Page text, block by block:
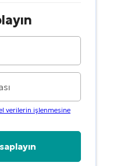
verilerin işlenmesine